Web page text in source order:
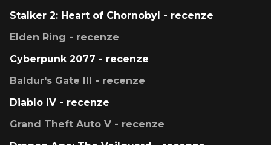
Stalker 2: Heart of Chornobyl - recenze
Elden Ring - recenze
Cyberpunk 2077 - recenze
Baldur's Gate III - recenze
Diablo IV - recenze
Grand Theft Auto V - recenze